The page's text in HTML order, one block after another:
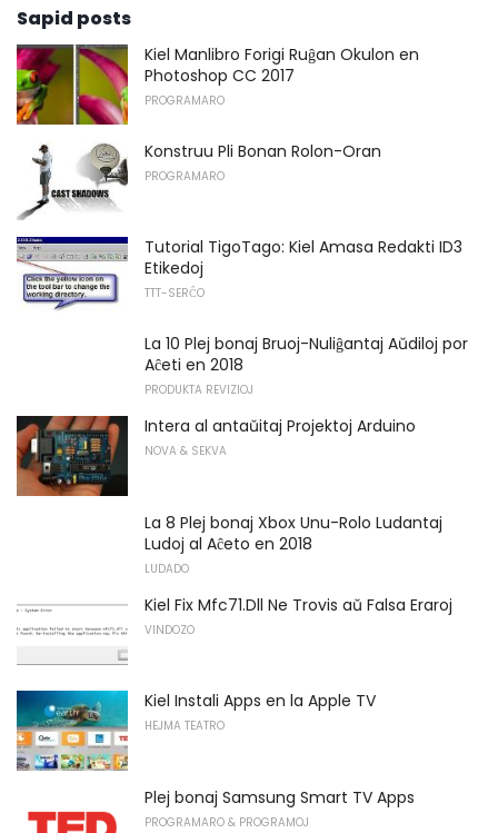
Sapid posts
Kiel Manlibro Forigi Ruĝan Okulon en
Photoshop CC 2017
PROGRAMARO
Konstruu Pli Bonan Rolon-Oran
PROGRAMARO
Tutorial TigoTago: Kiel Amasa Redakti ID3
Etikedoj
TTT-SERĈO
La 10 Plej bonaj Bruoj-Nuliĝantaj Aŭdiloj por
Aĉeti en 2018
PRODUKTA REVIZIOJ
Intera al antaŭitaj Projektoj Arduino
NOVA & SEKVA
La 8 Plej bonaj Xbox Unu-Rolo Ludantaj
Ludoj al Aĉeto en 2018
LUDADO
Kiel Fix Mfc71.Dll Ne Trovis aŭ Falsa Eraroj
VINDOZO
Kiel Instali Apps en la Apple TV
HEJMA TEATRO
Plej bonaj Samsung Smart TV Apps
PROGRAMARO & PROGRAMOJ